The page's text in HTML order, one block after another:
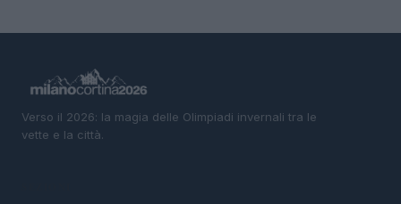
Verso il 2026: la magia delle Olimpiadi invernali tra le
vette e la città.